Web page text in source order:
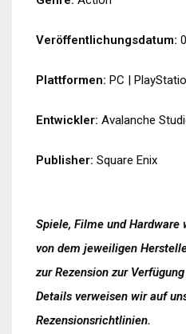
Veröffentlichungsdatum:
Plattformen: PC |
Entwickler: Avalanche
Publisher: Square Enix
Spiele, Filme und Hardware
von dem jeweiligen
zur Rezension zur
Details verweisen wir auf
Rezensionsrichtlinien.